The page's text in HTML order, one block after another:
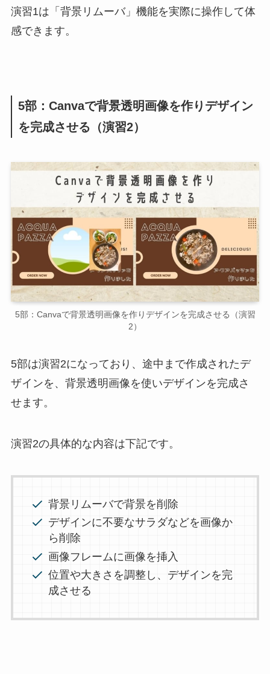
演習1は「背景リムーバ」機能を実際に操作して体
感できます。
5部：Canvaで背景透明画像を作りデザイン
を完成させる（演習2）
5部：Canvaで背景透明画像を作りデザインを完成させる（演習
2）
5部は演習2になっており、途中まで作成されたデ
ザインを、背景透明画像を使いデザインを完成さ
せます。
演習2の具体的な内容は下記です。
背景リムーバで背景を削除
デザインに不要なサラダなどを画像か
ら削除
画像フレームに画像を挿入
位置や大きさを調整し、デザインを完
成させる